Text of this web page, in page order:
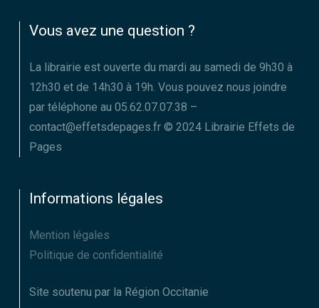
Vous avez une question ?
La librairie est ouverte du mardi au samedi de 9h30 à
12h30 et de 14h30 à 19h. Vous pouvez nous joindre
par téléphone au 05.62.07.07.38 –
contact@effetsdepages.fr © 2024 Librairie Effets de
Pages
Informations légales
Mention légales
Politique de confidentialité
Site soutenu par la Région Occitanie